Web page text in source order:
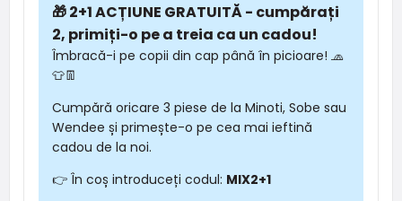
🎁 2+1 ACȚIUNE GRATUITĂ - cumpărați
2, primiți-o pe a treia ca un cadou!
Îmbracă-i pe copii din cap până în picioare! 🧢
👕👖
Cumpără oricare 3 piese de la Minoti, Sobe sau
Wendee și primește-o pe cea mai ieftină
cadou de la noi.
👉 În coș introduceți codul: MIX2+1